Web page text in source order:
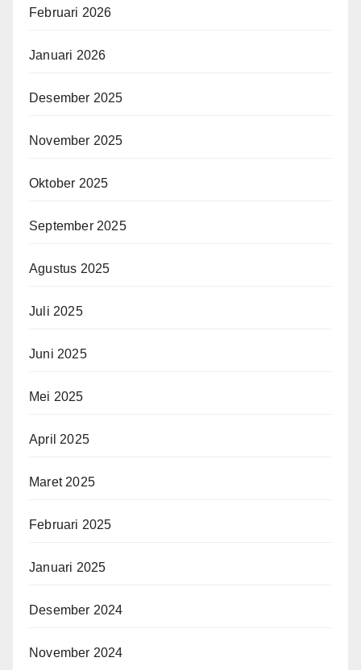
Februari 2026
Januari 2026
Desember 2025
November 2025
Oktober 2025
September 2025
Agustus 2025
Juli 2025
Juni 2025
Mei 2025
April 2025
Maret 2025
Februari 2025
Januari 2025
Desember 2024
November 2024